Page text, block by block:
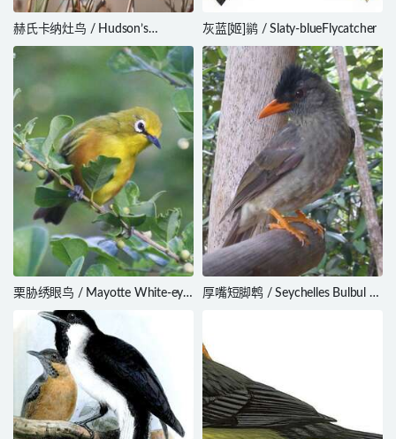
赫氏卡纳灶鸟 / Hudson’s
Canastero / Asthenes hudsoni
灰蓝[姬]鹟 / Slaty-blueFlycatcher
栗胁绣眼鸟 / Mayotte White-eye
/ Zosterops mayottensis
厚嘴短脚鹎 / Seychelles Bulbul /